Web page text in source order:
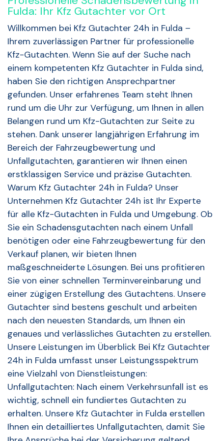
Fulda: Ihr Kfz Gutachter vor Ort
Willkommen bei Kfz Gutachter 24h in Fulda –
Ihrem zuverlässigen Partner für professionelle
Kfz-Gutachten. Wenn Sie auf der Suche nach
einem kompetenten Kfz Gutachter in Fulda sind,
haben Sie den richtigen Ansprechpartner
gefunden. Unser erfahrenes Team steht Ihnen
rund um die Uhr zur Verfügung, um Ihnen in allen
Belangen rund um Kfz-Gutachten zur Seite zu
stehen. Dank unserer langjährigen Erfahrung im
Bereich der Fahrzeugbewertung und
Unfallgutachten, garantieren wir Ihnen einen
erstklassigen Service und präzise Gutachten.
Warum Kfz Gutachter 24h in Fulda? Unser
Unternehmen Kfz Gutachter 24h ist Ihr Experte
für alle Kfz-Gutachten in Fulda und Umgebung. Ob
Sie ein Schadensgutachten nach einem Unfall
benötigen oder eine Fahrzeugbewertung für den
Verkauf planen, wir bieten Ihnen
maßgeschneiderte Lösungen. Bei uns profitieren
Sie von einer schnellen Terminvereinbarung und
einer zügigen Erstellung des Gutachtens. Unsere
Gutachter sind bestens geschult und arbeiten
nach den neuesten Standards, um Ihnen ein
genaues und verlässliches Gutachten zu erstellen.
Unsere Leistungen im Überblick Bei Kfz Gutachter
24h in Fulda umfasst unser Leistungsspektrum
eine Vielzahl von Dienstleistungen:
Unfallgutachten: Nach einem Verkehrsunfall ist es
wichtig, schnell ein fundiertes Gutachten zu
erhalten. Unsere Kfz Gutachter in Fulda erstellen
Ihnen ein detailliertes Unfallgutachten, damit Sie